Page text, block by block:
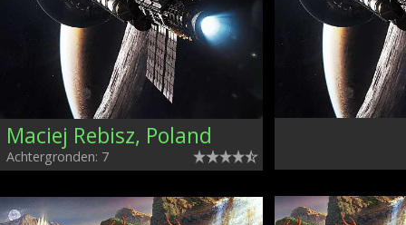
Maciej Rebisz, Poland
Achtergronden: 7